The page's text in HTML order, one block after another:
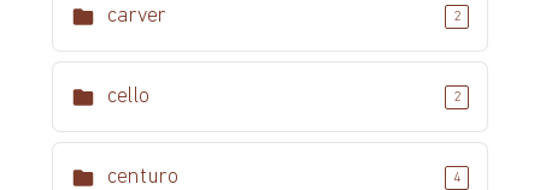
carver 2
cello 2
centuro 4